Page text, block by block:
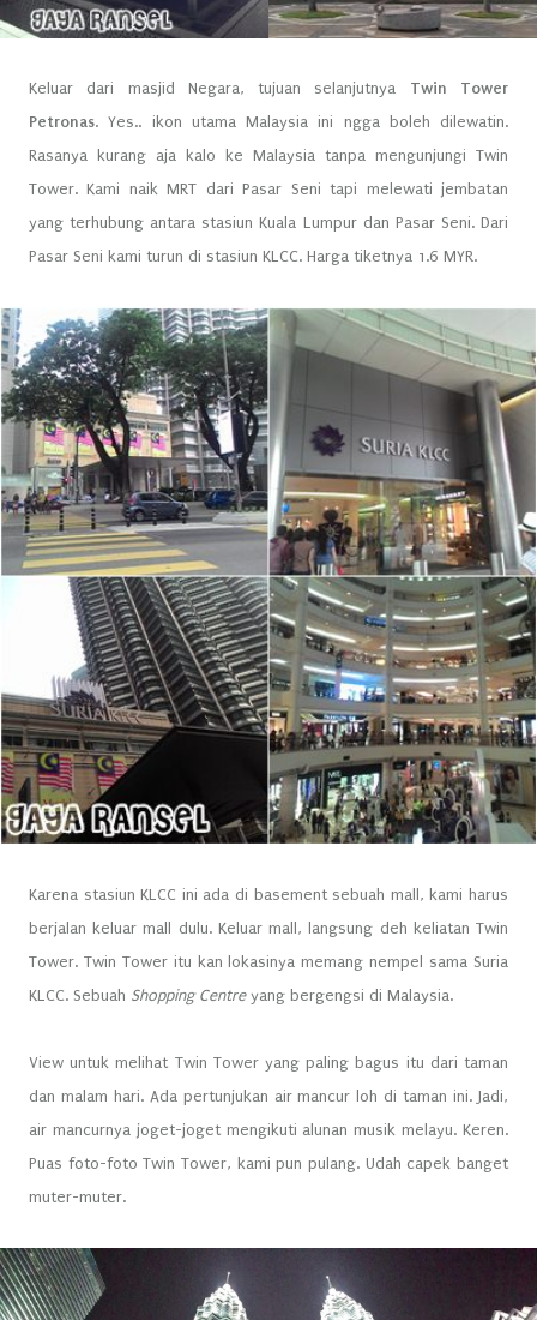
Keluar dari masjid Negara, tujuan selanjutnya Twin Tower
Petronas. Yes.. ikon utama Malaysia ini ngga boleh dilewatin.
Rasanya kurang aja kalo ke Malaysia tanpa mengunjungi Twin
Tower. Kami naik MRT dari Pasar Seni tapi melewati jembatan
yang terhubung antara stasiun Kuala Lumpur dan Pasar Seni. Dari
Pasar Seni kami turun di stasiun KLCC. Harga tiketnya 1.6 MYR.
Karena stasiun KLCC ini ada di basement sebuah mall, kami harus
berjalan keluar mall dulu. Keluar mall, langsung deh keliatan Twin
Tower. Twin Tower itu kan lokasinya memang nempel sama Suria
KLCC. Sebuah Shopping Centreyang bergengsi di Malaysia.
View untuk melihat Twin Tower yang paling bagus itu dari taman
dan malam hari. Ada pertunjukan air mancur loh di taman ini. Jadi,
air mancurnya joget-joget mengikuti alunan musik melayu. Keren.
Puas foto-foto Twin Tower, kami pun pulang. Udah capek banget
muter-muter.